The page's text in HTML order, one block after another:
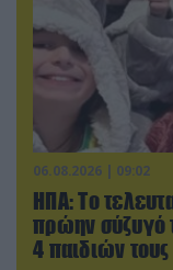
06.08.2026 | 09:02
ΗΠΑ: Το
πρώην σύζυγό
4 παιδιών